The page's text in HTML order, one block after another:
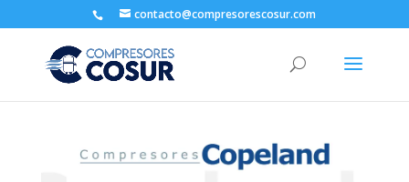
contacto@compresorescosur.com